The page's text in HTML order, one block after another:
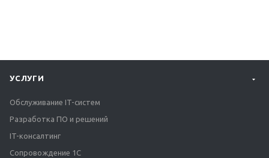
УСЛУГИ
Обслуживание IT-систем
Разработка ПО и решений
IT-консалтинг
Сопровождение 1С